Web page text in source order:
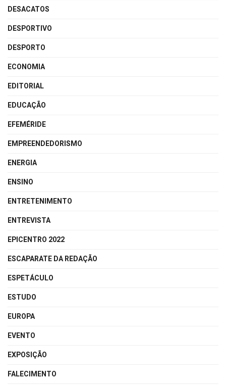
DESACATOS
DESPORTIVO
DESPORTO
ECONOMIA
EDITORIAL
EDUCAÇÃO
EFEMÉRIDE
EMPREENDEDORISMO
ENERGIA
ENSINO
ENTRETENIMENTO
ENTREVISTA
EPICENTRO 2022
ESCAPARATE DA REDAÇÃO
ESPETÁCULO
ESTUDO
EUROPA
EVENTO
EXPOSIÇÃO
FALECIMENTO